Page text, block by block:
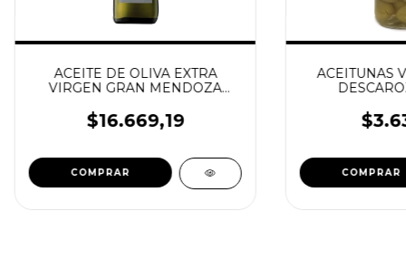
ACEITE DE OLIVA EXTRA
VIRGEN GRAN MENDOZA
$16.669,19
ACEITUNAS